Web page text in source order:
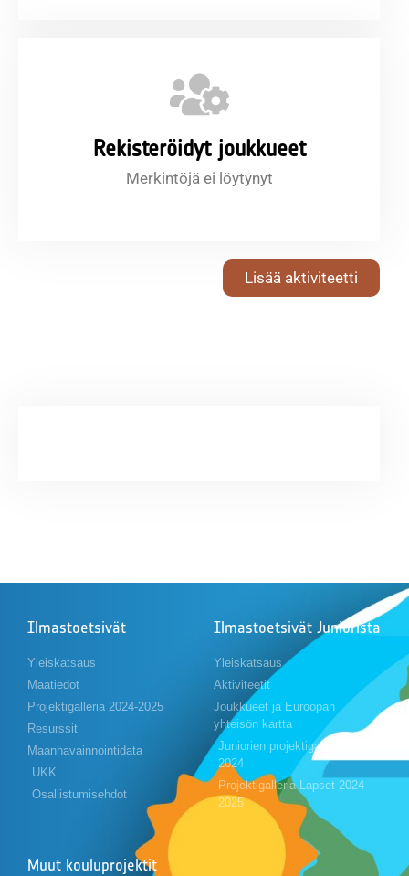
Rekisteröidyt joukkueet
Merkintöjä ei löytynyt
Lisää aktiviteetti
Ilmastoetsivät
Yleiskatsaus
Maatiedot
Projektigalleria 2024-2025
Resurssit
Maanhavainnointidata
UKK
Osallistumisehdot
Ilmastoetsivät Juniorista
Yleiskatsaus
Aktiviteetit
Joukkueet ja Euroopan
yhteisön kartta
Juniorien projektigalleria 2023-
2024
Projektigalleria Lapset 2024-
2025
Muut kouluprojektit